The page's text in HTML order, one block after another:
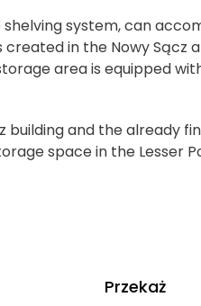
system, can
in the Nowy Sącz
area is equipped
building and the already
space in the Lesser
Przekaż